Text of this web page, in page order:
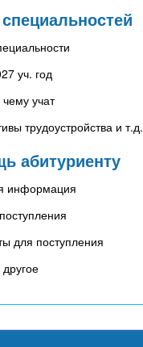
уч. год
чему учат
трудоустройства и т.д.
абитуриенту
информация
для поступления